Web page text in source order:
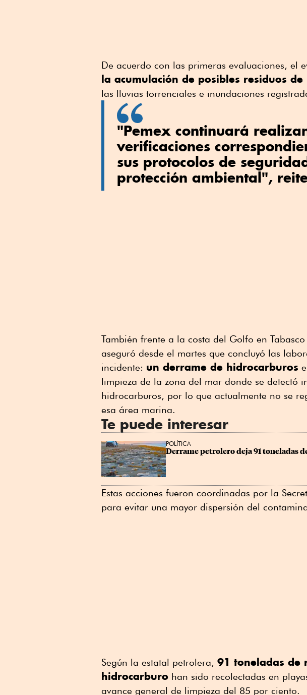
De acuerdo con las primeras evaluaciones, el
la acumulación de posibles residuos
las lluvias torrenciales e inundaciones
"Pemex continuará
verificaciones
sus protocolos de
protección ambiental",
También frente a la costa del Golfo en Tabasco
aseguró desde el martes que concluyó las
incidente: un derrame de hidrocarburos
limpieza de la zona del mar donde se detectó
hidrocarburos, por lo que actualmente no se
esa área marina.
Te puede interesar
POLÍTICA
Derrame petrolero deja 91 toneladas
Estas acciones fueron coordinadas por la
para evitar una mayor dispersión del
Según la estatal petrolera, 91 toneladas de
hidrocarburo han sido recolectadas en
avance general de limpieza del 85 por ciento.